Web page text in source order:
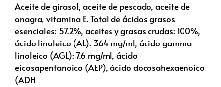
Aceite de girasol, aceite de pescado, aceite de
onagra, vitamina E. Total de ácidos grasos
esenciales: 57.2%, aceites y grasas crudas: 100%,
ácido linoleico (AL): 364 mg/ml, ácido gamma
linoleico (AGL): 7.6 mg/ml, ácido
eicosapentanoico (AEP), ácido docosahexaenoico
(ADH